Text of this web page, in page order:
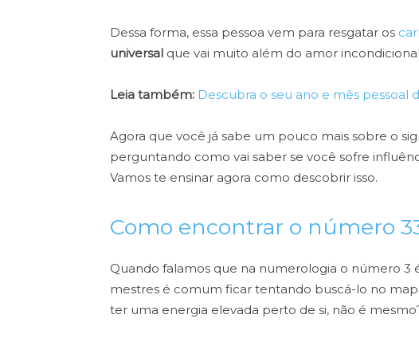
Dessa forma, essa pessoa vem para resgatar os
universal que vai muito além do amor
Leia também: Descubra o seu ano e mês pessoal
Agora que você já sabe um pouco mais sobre o
perguntando como vai saber se você sofre
Vamos te ensinar agora como descobrir isso.
Como encontrar o número
Quando falamos que na numerologia o número 3
mestres é comum ficar tentando buscá-lo no
ter uma energia elevada perto de si, não é